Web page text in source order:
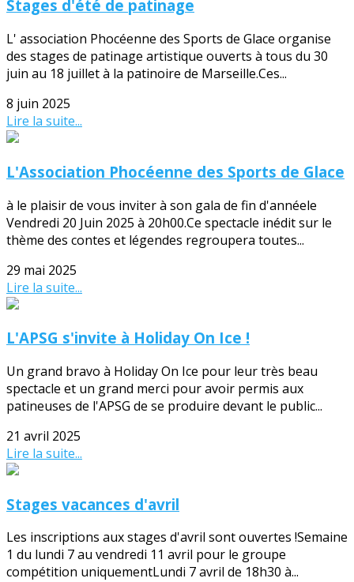
Stages d'été de patinage
L' association Phocéenne des Sports de Glace organise
des stages de patinage artistique ouverts à tous du 30
juin au 18 juillet à la patinoire de Marseille.Ces...
8 juin 2025
Lire la suite...
L'Association Phocéenne des Sports de Glace
à le plaisir de vous inviter à son gala de fin d'annéele
Vendredi 20 Juin 2025 à 20h00.Ce spectacle inédit sur le
thème des contes et légendes regroupera toutes...
29 mai 2025
Lire la suite...
L'APSG s'invite à Holiday On Ice !
Un grand bravo à Holiday On Ice pour leur très beau
spectacle et un grand merci pour avoir permis aux
patineuses de l'APSG de se produire devant le public...
21 avril 2025
Lire la suite...
Stages vacances d'avril
Les inscriptions aux stages d'avril sont ouvertes !Semaine
1 du lundi 7 au vendredi 11 avril pour le groupe
compétition uniquementLundi 7 avril de 18h30 à...